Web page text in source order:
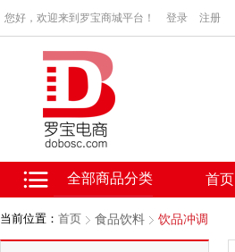
您好，欢迎来到罗宝商城平台！ 登录 注册
全部商品分类 首页
当前位置： 首页 食品饮料 饮品冲调